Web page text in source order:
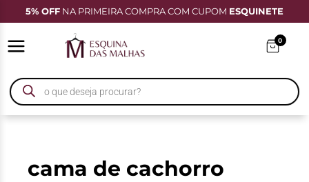
5% OFF NA PRIMEIRA COMPRA COM CUPOM ESQUINETE
0
cama de cachorro